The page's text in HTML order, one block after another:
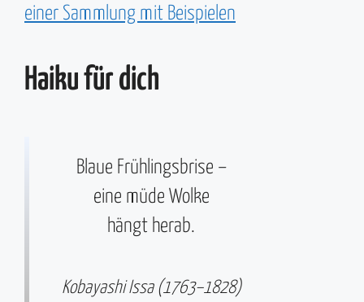
einer Sammlung mit Beispielen
Haiku für dich
Blaue Frühlingsbrise –
eine müde Wolke
hängt herab.
Kobayashi Issa (1763–1828)